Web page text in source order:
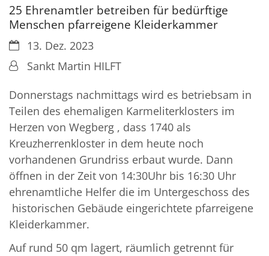
25 Ehrenamtler betreiben für bedürftige
Menschen pfarreigene Kleiderkammer
Datum:13. Dez. 2023
Von:Sankt Martin HILFT
Donnerstags nachmittags wird es betriebsam in
Teilen des ehemaligen Karmeliterklosters im
Herzen von Wegberg , dass 1740 als
Kreuzherrenkloster in dem heute noch
vorhandenen Grundriss erbaut wurde. Dann
öffnen in der Zeit von 14:30Uhr bis 16:30 Uhr
ehrenamtliche Helfer die im Untergeschoss des
historischen Gebäude eingerichtete pfarreigene
Kleiderkammer.
Auf rund 50 qm lagert, räumlich getrennt für